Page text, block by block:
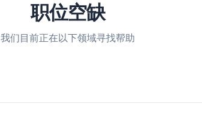
职位空缺
我们目前正在以下领域寻找帮助